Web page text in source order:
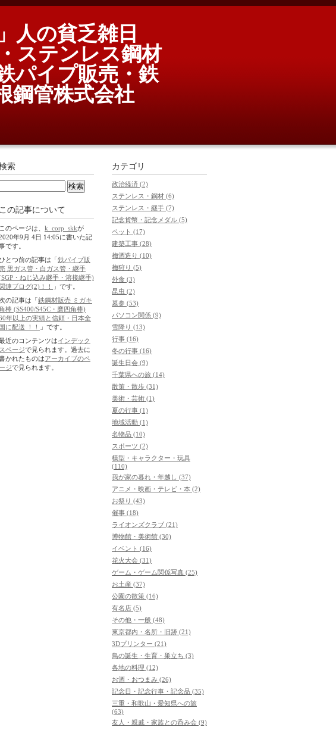
人の貧乏雑日
テンレス鋼材
イプ販売・鉄
管株式会社
カテゴリ
政治経済 (2)
ステンレス・鋼材 (6)
ステンレス・継手 (7)
記念貨幣・記念メダル (5)
ペット (17)
建築工事 (28)
梅酒造り (10)
梅狩り (5)
外食 (3)
昆虫 (2)
墓参 (53)
パソコン関係 (9)
雪降り (13)
行事 (16)
冬の行事 (16)
誕生日会 (9)
千葉県への旅 (14)
散策・散歩 (31)
美術・芸術 (1)
夏の行事 (1)
地域活動 (1)
名物品 (10)
スポーツ (2)
模型・キャラクター・玩具
(110)
我が家の暮れ・年越し (37)
アニメ・映画・テレビ・本 (2)
お祭り (43)
催事 (18)
ライオンズクラブ (21)
博物館・美術館 (30)
イベント (16)
花火大会 (31)
ゲーム・ゲーム関係写真 (25)
お土産 (37)
公園の散策 (16)
有名店 (5)
その他・一般 (48)
東京都内・名所・旧跡 (21)
3Dプリンター (21)
鳥の誕生・生育・巣立ち (3)
各地の料理 (12)
お酒・おつまみ (26)
記念日・記念行事・記念品 (35)
三重・和歌山・愛知県への旅
(63)
友人・親戚・家族との呑み会 (9)
索
この記事について
このページは、 k_corp_skkが
年9月 4日 14:05に書いた記
です。
とつ前の記事は「鉄パイプ販
黒ガス管・白ガス管・継手
・ねじ込み継手・溶接継手)
連ブログ(2)！！
」です。
の記事は「鉄鋼材販売 ミガキ
棒 (SS400/S45C・磨四角棒)
年以上の実績と信頼・日本全
国に配送 ！！
」です。
近のコンテンツはインデック
スページで見られます。過去に
かれたものはアーカイブのペ
ージで見られます。